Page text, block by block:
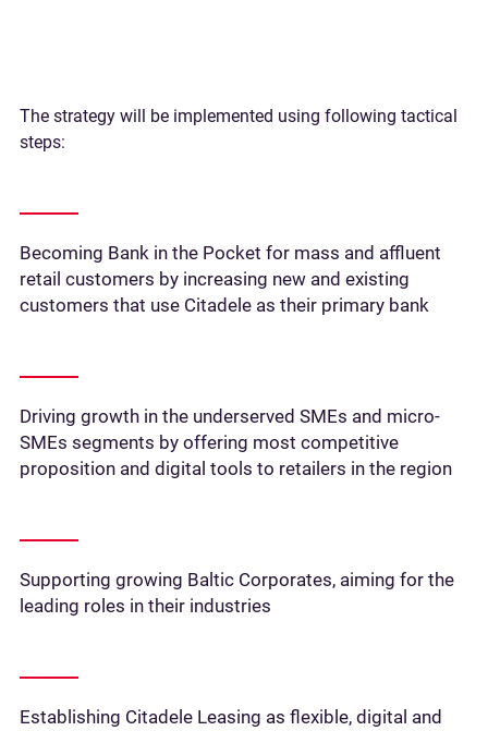
The strategy will be implemented using following tactical
steps:
Becoming Bank in the Pocket for mass and affluent
retail customers by increasing new and existing
customers that use Citadele as their primary bank
Driving growth in the underserved SMEs and micro-
SMEs segments by offering most competitive
proposition and digital tools to retailers in the region
Supporting growing Baltic Corporates, aiming for the
leading roles in their industries
Establishing Citadele Leasing as flexible, digital and